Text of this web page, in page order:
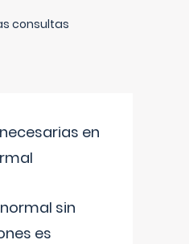
consultas
en
sin
es